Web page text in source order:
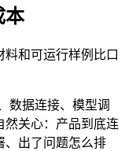
本
和可运行样例比口
数据连接、模型调
然关心：产品到底连
、出了问题怎么排